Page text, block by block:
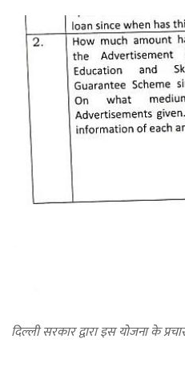
दिल्ली सरकार द्वारा इस योजना के